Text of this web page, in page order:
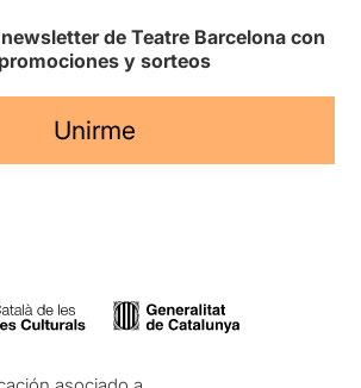
de Teatre Barcelona con
y sorteos
Unirme